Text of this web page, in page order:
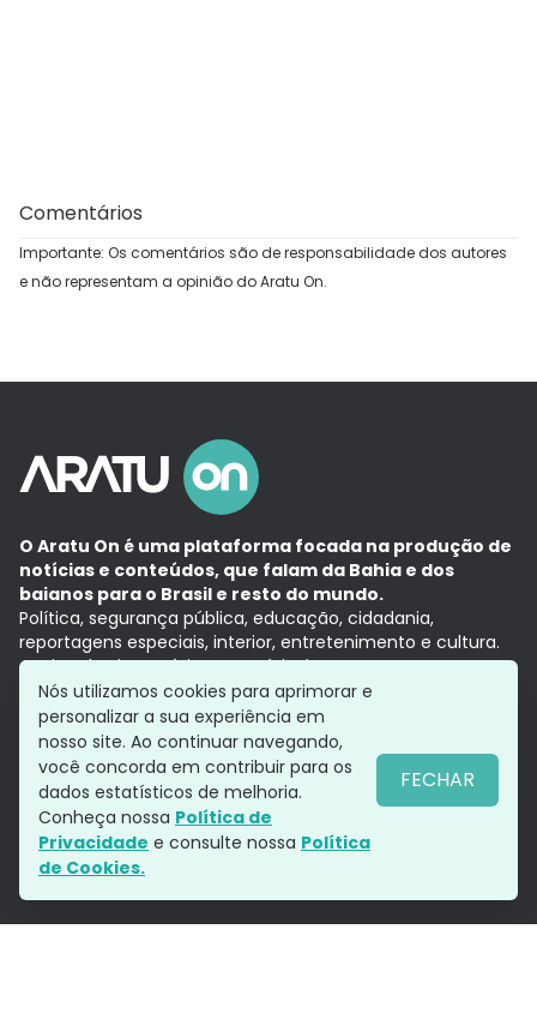
Comentários
Importante: Os comentários são de responsabilidade dos autores
e não representam a opinião do Aratu On.
O Aratu On é uma plataforma focada na produção de
notícias e conteúdos, que falam da Bahia e dos
baianos para o Brasil e resto do mundo.
Política, segurança pública, educação, cidadania,
reportagens especiais, interior, entretenimento e cultura.
Aqui, tudo vira notícia e a notícia é no tempo presente,
com a credibilidade do Grupo Aratu.
Grupo Aratu
Política de privacidade
Siga-nos
Nós utilizamos cookies para aprimorar e
personalizar a sua experiência em
nosso site. Ao continuar navegando,
você concorda em contribuir para os
dados estatísticos de melhoria.
Conheça nossa Política de
Privacidade e consulte nossa Política
de Cookies.
FECHAR